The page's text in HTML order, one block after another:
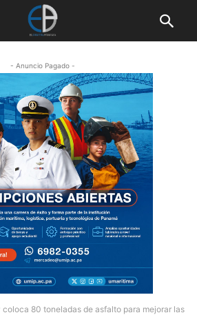
- Anuncio Pagado -
coloca 80 toneladas de asfalto para mejorar las